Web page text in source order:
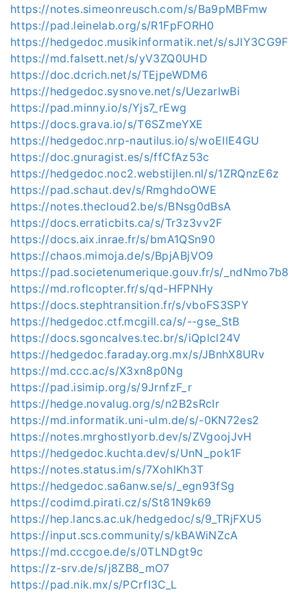
https://notes.simeonreusch.com/s/Ba9pMBFmw
https://pad.leinelab.org/s/R1FpFORH0
https://hedgedoc.musikinformatik.net/s/sJIY3CG9F
https://md.falsett.net/s/yV3ZQ0UHD
https://doc.dcrich.net/s/TEjpeWDM6
https://hedgedoc.sysnove.net/s/UezarlwBi
https://pad.minny.io/s/Yjs7_rEwg
https://docs.grava.io/s/T6SZmeYXE
https://hedgedoc.nrp-nautilus.io/s/woEIlE4GU
https://doc.gnuragist.es/s/ffCfAz53c
https://hedgedoc.noc2.webstijlen.nl/s/1ZRQnzE6z
https://pad.schaut.dev/s/RmghdoOWE
https://notes.thecloud2.be/s/BNsg0dBsA
https://docs.erraticbits.ca/s/Tr3z3vv2F
https://docs.aix.inrae.fr/s/bmA1QSn90
https://chaos.mimoja.de/s/BpjABjVO9
https://pad.societenumerique.gouv.fr/s/_ndNmo7b8
https://md.roflcopter.fr/s/qd-HFPNHy
https://docs.stephtransition.fr/s/vboFS3SPY
https://hedgedoc.ctf.mcgill.ca/s/--gse_StB
https://docs.sgoncalves.tec.br/s/iQplcl24V
https://hedgedoc.faraday.org.mx/s/JBnhX8URv
https://md.ccc.ac/s/X3xn8p0Ng
https://pad.isimip.org/s/9JrnfzF_r
https://hedge.novalug.org/s/n2B2sRcIr
https://md.informatik.uni-ulm.de/s/-0KN72es2
https://notes.mrghostlyorb.dev/s/ZVgoojJvH
https://hedgedoc.kuchta.dev/s/UnN_pok1F
https://notes.status.im/s/7XohlKh3T
https://hedgedoc.sa6anw.se/s/_egn93fSg
https://codimd.pirati.cz/s/St81N9k69
https://hep.lancs.ac.uk/hedgedoc/s/9_TRjFXU5
https://input.scs.community/s/kBAWiNZcA
https://md.cccgoe.de/s/0TLNDgt9c
https://z-srv.de/s/j8ZB8_mO7
https://pad.nik.mx/s/PCrfI3C_L